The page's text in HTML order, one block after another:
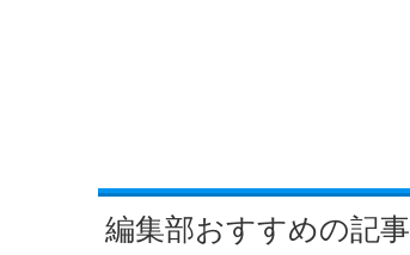
編集部おすすめの記事